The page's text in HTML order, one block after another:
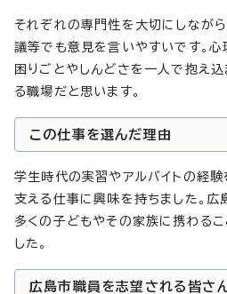
それぞれの専門性を大切にしなが
議等でも意見を言いやすいです。心
困りごとやしんどさを一人で抱え
る職場だと思います。
この仕事を選んだ理由
学生時代の実習やアルバイトの経験
支える仕事に興味を持ちました。広
多くの子どもやその家族に携わる
した。
広島市職員を志望される皆さ